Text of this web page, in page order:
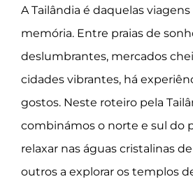
A Tailândia é daquelas
memória. Entre praias de
deslumbrantes, mercados
cidades vibrantes, há
gostos. Neste roteiro pela
combinámos o norte e sul do
relaxar nas águas cristalinas de
outros a explorar os templos